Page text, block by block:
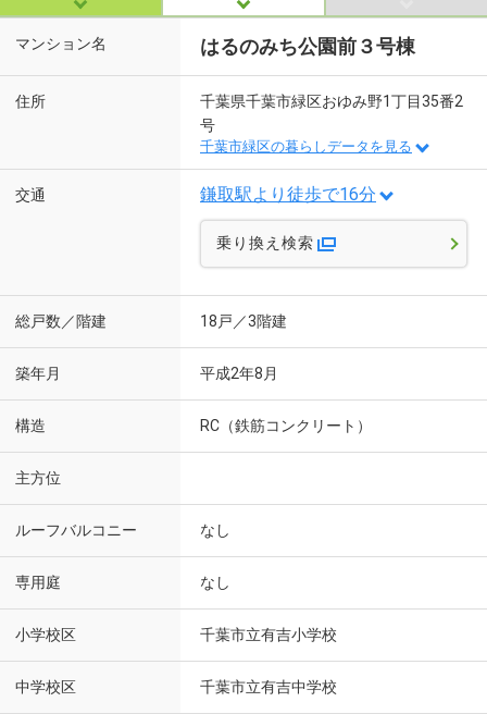
マンション名 はるのみち公園前３号棟
住所
千葉県千葉市緑区おゆみ野1丁目35番2
号
千葉市緑区の暮らしデータを見る
交通 鎌取駅より徒歩で16分
乗り換え検索
総戸数／階建 18戸／3階建
築年月 平成2年8月
構造 RC（鉄筋コンクリート）
主方位
ルーフバルコニー なし
専用庭 なし
小学校区 千葉市立有吉小学校
中学校区 千葉市立有吉中学校